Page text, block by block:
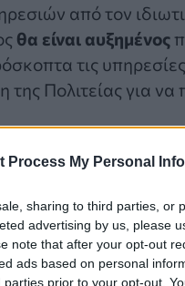
Process My Personal
sharing to third parties, or
advertising by us, please
note that after your opt-out
ads based on personal
prior to your opt-out.
από τον
θα είναι αυξημένος
τις
Πολιτείας για να